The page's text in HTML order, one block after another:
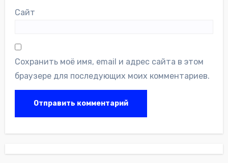
Сайт
Сохранить моё имя, email и адрес сайта в этом
браузере для последующих моих комментариев.